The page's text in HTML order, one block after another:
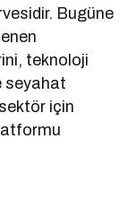
Bugüne
teknoloji
seyahat
için